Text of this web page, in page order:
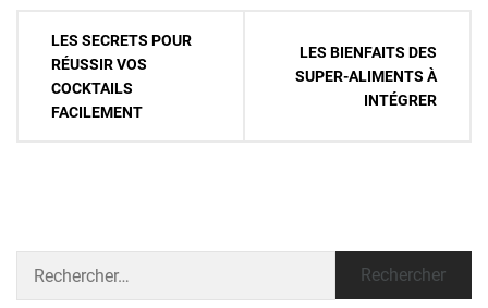
Navigation
l’article
LES SECRETS POUR
RÉUSSIR VOS
COCKTAILS
FACILEMENT
LES BIENFAITS DES
SUPER-ALIMENTS À
INTÉGRER